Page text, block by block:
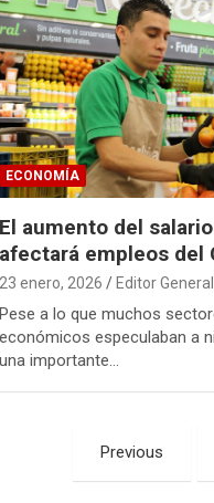
ECONOMÍA
El aumento del
afectará empleos del
23 enero, 2026 Editor General
Pese a lo que muchos
económicos especulaban a
una importante…
Paginación
Previous